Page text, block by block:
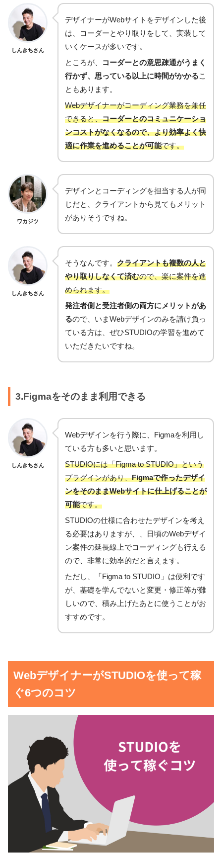
しんきちさん
デザイナーがWebサイトをデザインした後
は、コーダーとやり取りをして、実装して
いくケースが多いです。
ところが、
コーダーとの意思疎通がうまく
行かず、思っている以上に時間がかかるこ
ともあります。
Webデザイナーがコーディング業務を兼任
できると、コーダーとのコミュニケーショ
ンコストがなくなるので、より効率よく快
適に作業を進めることが可能です。
ワカジツ
デザインとコーディングを担当する人が同
じだと、クライアントから見てもメリット
がありそうですね。
しんきちさん
そうなんです。 クライアントも複数の人と
やり取りしなくて済むので、楽に案件を進
められます。
発注者側と受注者側の両方にメリットがあ
るので、いまWebデザインのみを請け負っ
ている方は、ぜひSTUDIOの学習を進めて
いただきたいですね。
3.Figmaをそのまま利用できる
しんきちさん
Webデザインを行う際に、Figmaを利用し
ている方も多いと思います。
STUDIOには「Figma to STUDIO」という
プラグインがあり、Figmaで作ったデザイ
ンをそのままWebサイトに仕上げることが
可能です。
STUDIOの仕様に合わせたデザインを考え
る必要はありますが、、日頃のWebデザイ
ン案件の延長線上でコーディングも行える
ので、非常に効率的だと言えます。
ただし、「Figma to STUDIO」は便利です
が、基礎を学んでないと変更・修正等が難
しいので、積み上げたあとに使うことがお
すすめです。
WebデザイナーがSTUDIOを使って稼
ぐ6つのコツ